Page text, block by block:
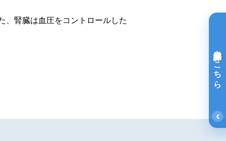
、腎臓は血圧をコントロールした
‹
光免疫療法詳細はこちら